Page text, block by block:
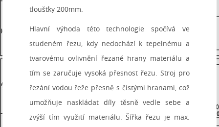
tloušťky 200mm.
Hlavní výhoda této technologie spočívá ve
studeném řezu, kdy nedochází k tepelnému a
tvarovému ovlivnění řezané hrany materiálu a
tím se zaručuje vysoká přesnost řezu. Stroj pro
řezání vodou řeže přesně s čistými hranami, což
umožňuje naskládat díly těsně vedle sebe a
zvýší tím využití materiálu. Šířka řezu je max.